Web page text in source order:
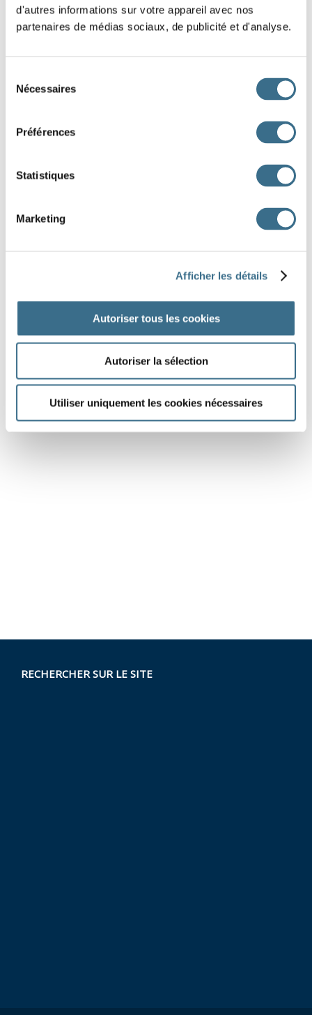
d'autres informations sur votre appareil avec nos
partenaires de médias sociaux, de publicité et d'analyse.
Nécessaires
Préférences
Statistiques
Marketing
Afficher les détails
Autoriser tous les cookies
Autoriser la sélection
Utiliser uniquement les cookies nécessaires
charitable la
adversaire
RECHERCHER SUR LE SITE